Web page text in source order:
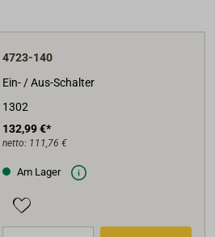
4723-140
Ein- / Aus-Schalter
1302
132,99 €*
netto: 111,76 €
Am Lager